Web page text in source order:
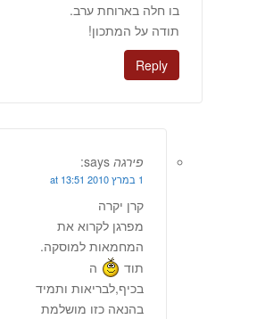
בו חלה בארוחת ערב.
תודה על המתכון!
Reply
פירגה says:
1 במרץ 2010 at 13:51
קרן יקרה
מפרגן לקרוא את
המחמאות למוסקה.
תוד
ה
בכיף,לבריאות ותמיד
בהנאה כזו מושלמת